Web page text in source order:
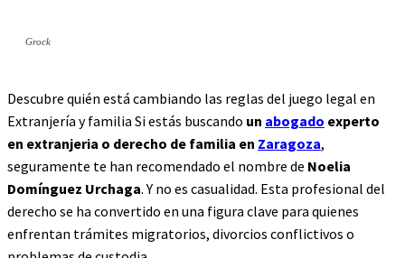
Grock
Descubre quién está cambiando las reglas del juego legal en
Extranjería y familia Si estás buscando un abogado experto
en extranjeria o derecho de familia en Zaragoza,
seguramente te han recomendado el nombre de Noelia
Domínguez Urchaga. Y no es casualidad. Esta profesional del
derecho se ha convertido en una figura clave para quienes
enfrentan trámites migratorios, divorcios conflictivos o